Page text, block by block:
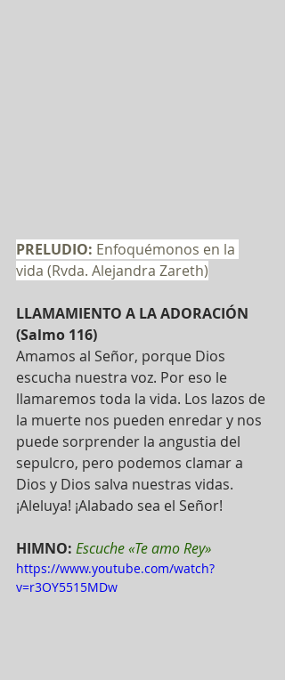
PRELUDIO: Enfoquémonos en la
vida (Rvda. Alejandra Zareth)
LLAMAMIENTO A LA ADORACIÓN
(Salmo 116)
Amamos al Señor, porque Dios
escucha nuestra voz. Por eso le
llamaremos toda la vida. Los lazos de
la muerte nos pueden enredar y nos
puede sorprender la angustia del
sepulcro, pero podemos clamar a
Dios y Dios salva nuestras vidas.
¡Aleluya! ¡Alabado sea el Señor!
HIMNO: Escuche «Te amo Rey»
https://www.youtube.com/watch?
v=r3OY5515MDw